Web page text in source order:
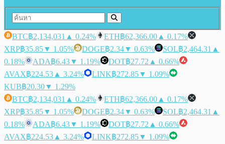
BTC฿2,134,031 ▲ 0.24% ETH฿62,366.00 ▲ 0.17%
XRP฿35.85▼ 1.05% DOGE฿2.34▼ 0.63% SOL฿2,464.31 ▲
0.18%
ADA฿6.43▼ 1.19% DOT฿27.72 ▲ 0.66%
AVAX฿224.53 ▲ 3.24% LINK฿272.85▼ 1.09%
KUB฿20.30▼ 1.29%
BTC฿2,134,031 ▲ 0.24% ETH฿62,366.00 ▲ 0.17%
XRP฿35.85▼ 1.05% DOGE฿2.34▼ 0.63% SOL฿2,464.31 ▲
0.18%
ADA฿6.43▼ 1.19% DOT฿27.72 ▲ 0.66%
AVAX฿224.53 ▲ 3.24% LINK฿272.85▼ 1.09%